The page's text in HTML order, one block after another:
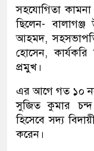
সহযোগিতা
ছিলেন- বালাগঞ্জ
আহমদ,
হোসেন,
প্রমুখ।
এর আগে গত ১০
সুজিত কুমার চন্দ
হিসেবে সদ্য
করেন।